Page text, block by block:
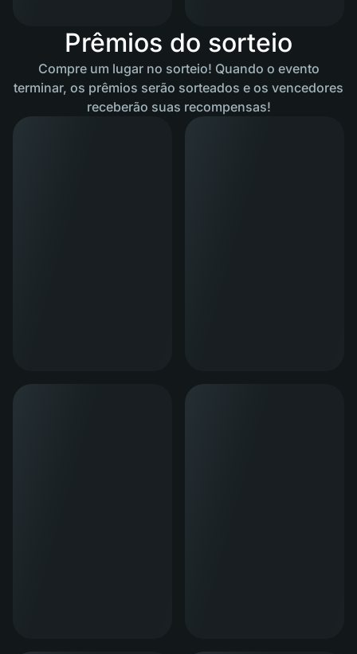
Prêmios do sorteio
Compre um lugar no sorteio! Quando o evento
terminar, os prêmios serão sorteados e os vencedores
receberão suas recompensas!